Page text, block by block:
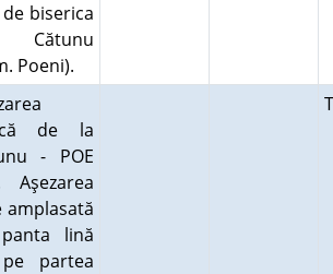
de biserica
Cătunu
Poeni).
de la
- POE
Aşezarea
amplasată
lină
partea